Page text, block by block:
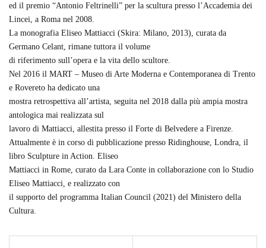
ed il premio “Antonio Feltrinelli” per la scultura presso l’Accademia dei
Lincei, a Roma nel 2008.
La monografia Eliseo Mattiacci (Skira: Milano, 2013), curata da
Germano Celant, rimane tuttora il volume
di riferimento sull’opera e la vita dello scultore.
Nel 2016 il MART – Museo di Arte Moderna e Contemporanea di Trento
e Rovereto ha dedicato una
mostra retrospettiva all’artista, seguita nel 2018 dalla più ampia mostra
antologica mai realizzata sul
lavoro di Mattiacci, allestita presso il Forte di Belvedere a Firenze.
Attualmente è in corso di pubblicazione presso Ridinghouse, Londra, il
libro Sculpture in Action. Eliseo
Mattiacci in Rome, curato da Lara Conte in collaborazione con lo Studio
Eliseo Mattiacci, e realizzato con
il supporto del programma Italian Council (2021) del Ministero della
Cultura.